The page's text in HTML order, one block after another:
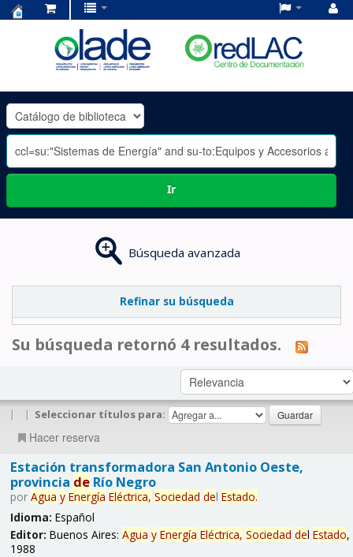
OLADE
-
Ir
Búsqueda avanzada
Refinar su búsqueda
Su búsqueda retornó 4 resultados.
| | Seleccionar títulos para:
Hacer reserva
Estación transformadora San Antonio Oeste,
provincia deRío Negro
por Agua y Energía Eléctrica, Sociedad del Estado.
Idioma: Español
Editor: Buenos Aires: Agua y Energía Eléctrica, Sociedad del Estado,
1988